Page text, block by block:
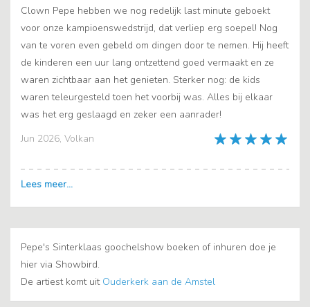
Jun 2026, Volkan
Clown Pepe hebben we nog redelijk last minute geboekt
voor onze kampioenswedstrijd, dat verliep erg soepel! Nog
van te voren even gebeld om dingen door te nemen. Hij heeft
de kinderen een uur lang ontzettend goed vermaakt en ze
waren zichtbaar aan het genieten. Sterker nog: de kids
waren teleurgesteld toen het voorbij was. Alles bij elkaar
was het erg geslaagd en zeker een aanrader!
Pepe's Sinterklaas goochelshow boeken of inhuren doe je
hier via Showbird.
De artiest komt uit Ouderkerk aan de Amstel